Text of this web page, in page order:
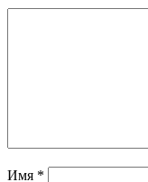
Имя *